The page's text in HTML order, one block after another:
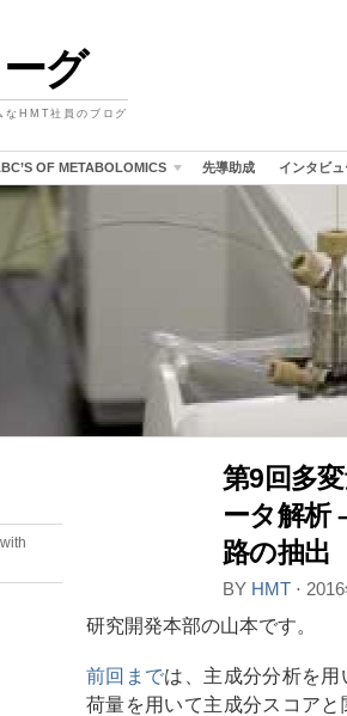
グ
なHMT社員のブログ
OF METABOLOMICS 先導助成 インタビュ
第9回多
ータ解析
路の抽出
BY HMT ⋅
研究開発本部の山本です。
前回までは、主成分分析を
荷量を用いて主成分スコア